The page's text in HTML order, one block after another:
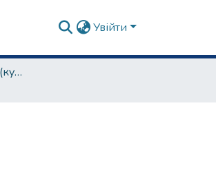
Увійти
бакалаврські роботи (культурологія та музеєзнавство)